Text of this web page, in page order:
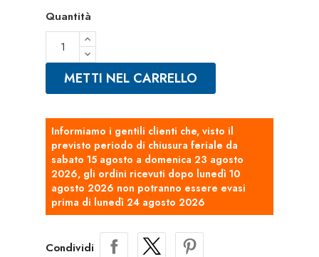
Quantità
METTI NEL CARRELLO
Informiamo i gentili clienti che, visto il
previsto periodo di chiusura feriale da
sabato 15 agosto a domenica 23 agosto
2026, gli ordini ricevuti dopo lunedì 10
agosto 2026 non potranno essere evasi
prima di lunedì 24 agosto 2026
Condividi